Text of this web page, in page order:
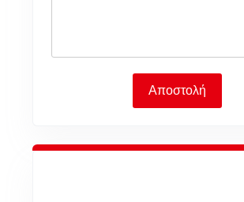
Αποστολή